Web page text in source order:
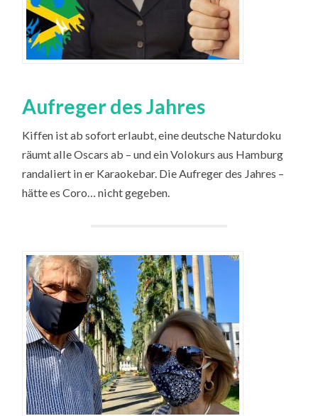
Aufreger des Jahres
Kiffen ist ab sofort erlaubt, eine deutsche Naturdoku
räumt alle Oscars ab – und ein Volokurs aus Hamburg
randaliert in er Karaokebar. Die Aufreger des Jahres –
hätte es Coro… nicht gegeben.